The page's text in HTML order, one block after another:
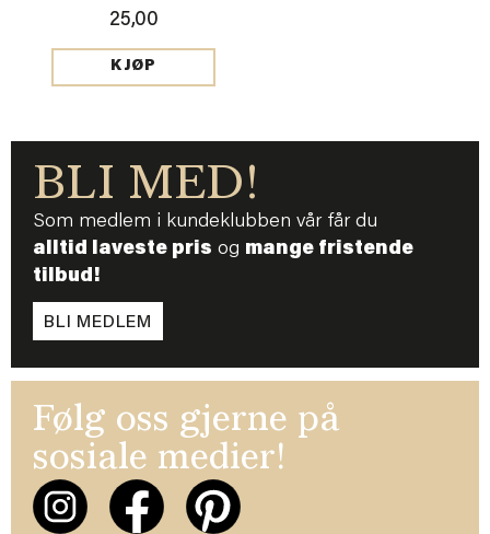
25,00
KJØP
BLI MED!
Som medlem i kundeklubben vår får du
alltid laveste pris og mange fristende
tilbud!
BLI MEDLEM
Følg oss gjerne på
sosiale medier!